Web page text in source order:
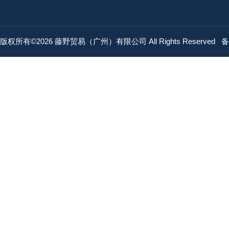
版权所有©2026 藤野贸易（广州）有限公司 All Rights Reserved